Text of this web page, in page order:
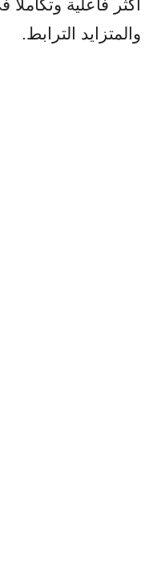
أكثر فاعلية
والمتزايد الترابط.